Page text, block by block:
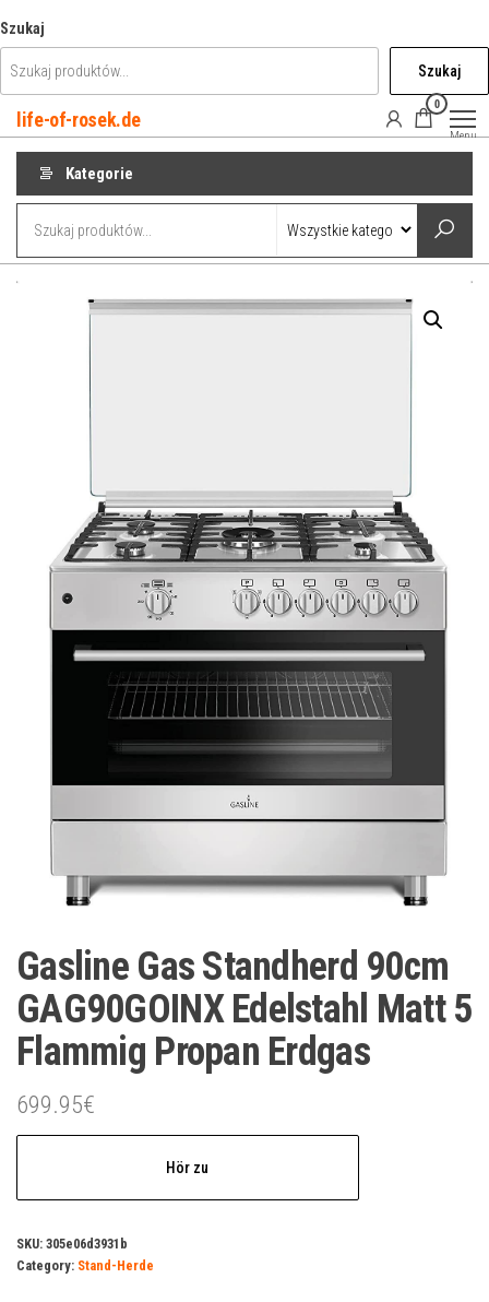
do
treści
Szukaj
Szukaj
life-of-rosek.de
0
Menu
Kategorie
Gasline Gas Standherd 90cm
GAG90GOINX Edelstahl Matt 5
Flammig Propan Erdgas
699.95€
Hör zu
SKU: 305e06d3931b
Category: Stand-Herde